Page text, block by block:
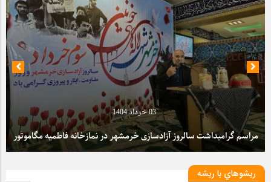
03 خرداد 1404
مراسم گرامیداشت سالروز آزادسازی خرمشهر در نمازخانه فاطمیه مگاموتور
ريشوهاي با ريشه